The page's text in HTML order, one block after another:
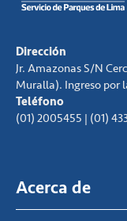
Dirección
Jr. Amazonas S/N
Muralla). Ingreso por
Teléfono
(01) 2005455 | (01)
Acerca de